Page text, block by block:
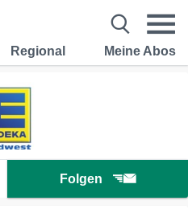
Regional Meine Abos
Folgen